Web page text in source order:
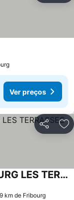
Ver preços
Partilhar
KYRIAD PRESTIGE - SARREBOURG LES TERRASSES
km de Fribourg